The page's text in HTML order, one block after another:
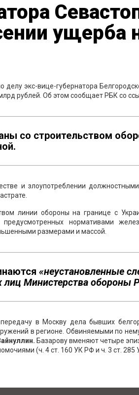
ущерба
экс-вице-губернатора
рублей. Об этом сообщает РБК со
со строительством
и злоупотреблении
линии обороны на границе с
нормативами
размерами и массой.
«неустановленные
Министерства обороны
в Москву дела бывших
в регионе. Обвиняемыми по
Базарову вменяют четыре
(ч. 4 ст. 160 УК РФ и ч. 3 ст. 285